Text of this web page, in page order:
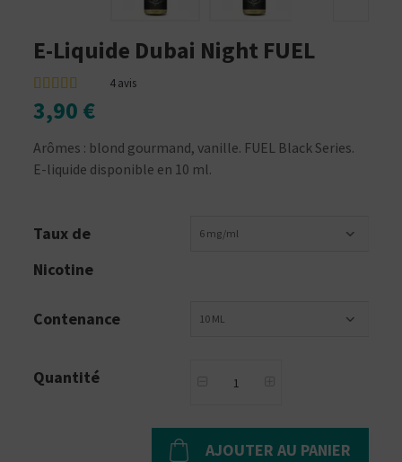
E-Liquide Dubai Night FUEL
4avis
3,90 €
Arômes : blond gourmand, vanille. FUEL Black Series.
E-liquide disponible en 10 ml.
Taux de
Nicotine
6 mg/ml
Contenance 10 ML
Quantité
AJOUTER AU PANIER